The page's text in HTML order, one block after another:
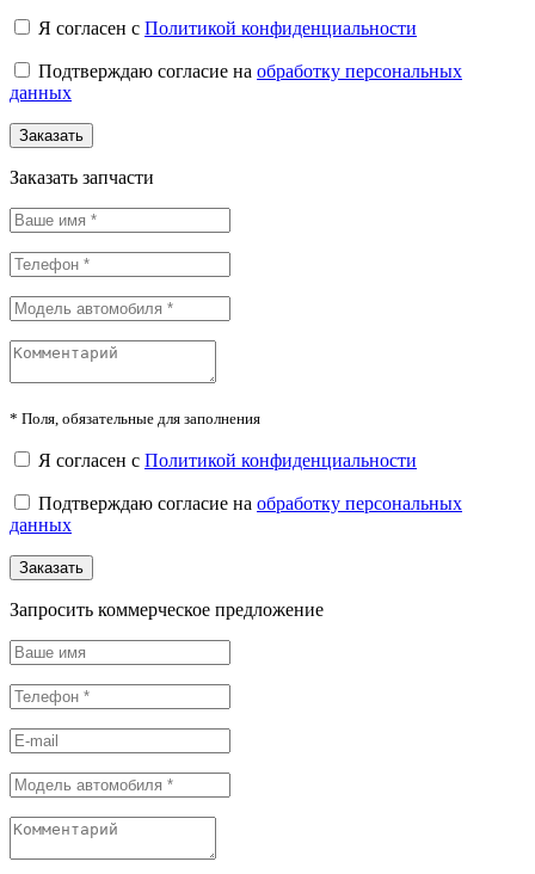
Я согласен с Политикой конфиденциальности
Подтверждаю согласие на обработку персональных
данных
Заказать
Заказать запчасти
* Поля, обязательные для заполнения
Я согласен с Политикой конфиденциальности
Подтверждаю согласие на обработку персональных
данных
Заказать
Запросить коммерческое предложение